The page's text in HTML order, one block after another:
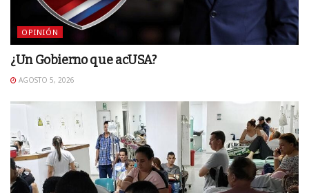
OPINIÓN
¿Un Gobierno que acUSA?
AGOSTO 5, 2026